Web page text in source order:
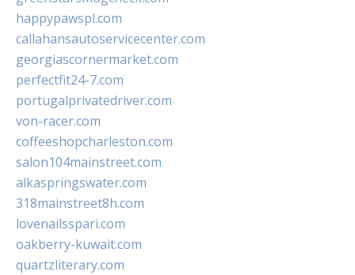
happypawspl.com
callahansautoservicecenter.com
georgiascornermarket.com
perfectfit24-7.com
portugalprivatedriver.com
von-racer.com
coffeeshopcharleston.com
salon104mainstreet.com
alkaspringswater.com
318mainstreet8h.com
lovenailsspari.com
oakberry-kuwait.com
quartzliterary.com